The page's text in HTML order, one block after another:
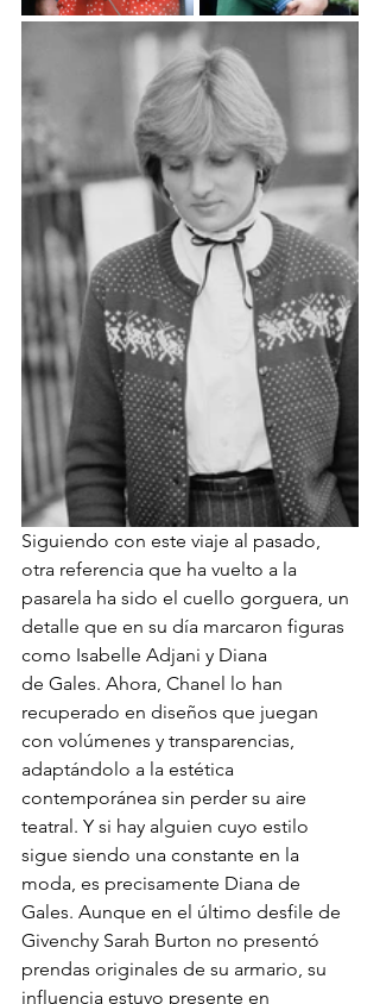
Siguiendo con este viaje al pasado,
otra referencia que ha vuelto a la
pasarela ha sido el cuello gorguera, un
detalle que en su día marcaron figuras
como Isabelle Adjani y Diana
de Gales. Ahora, Chanel lo han
recuperado en diseños que juegan
con volúmenes y transparencias,
adaptándolo a la estética
contemporánea sin perder su aire
teatral. Y si hay alguien cuyo estilo
sigue siendo una constante en la
moda, es precisamente Diana de
Gales. Aunque en el último desfile de
Givenchy Sarah Burton no presentó
prendas originales de su armario, su
influencia estuvo presente en